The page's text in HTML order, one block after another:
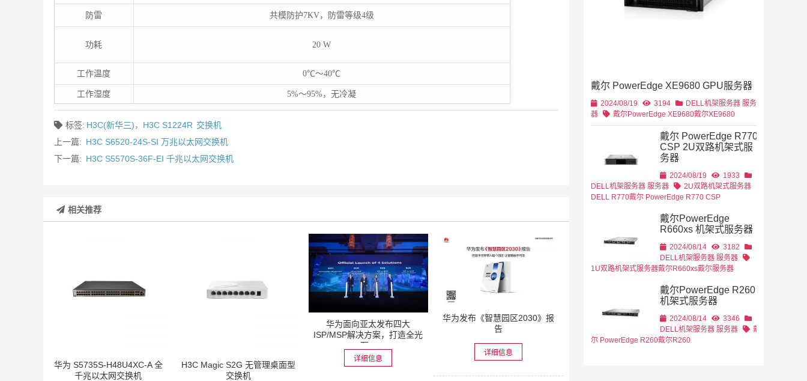
防雷 共模防护7KV，防雷等级4级
功耗 20 W
工作温度 0℃～40℃
工作湿度 5%～95%，无冷凝
标签: H3C(新华三)，H3C S1224R 交换机
上一篇: H3C S6520-24S-SI 万兆以太网交换机
下一篇: H3C S5570S-36F-EI 千兆以太网交换机
相关推荐
华为 S5735S-H48U4XC-A 全
千兆以太网交换机
H3C Magic S2G 无管理桌面型
交换机
华为面向亚太发布四大
ISP/MSP解决方案，打造全光
万...
详细信息
华为发布《智慧园区2030》报
告
详细信息
戴尔 PowerEdge XE9680 GPU服务器
2024/08/19 3194 DELL机架服务器 服务
器
戴尔PowerEdge XE9680戴尔XE9680
戴尔 PowerEdge R770
CSP 2U双路机架式服
务器
2024/08/19
1933
DELL机架服务器 服务器
2U双路机架式服务器
DELL R770戴尔 PowerEdge R770 CSP
戴尔PowerEdge
R660xs 机架式服务器
2024/08/14
3182
DELL机架服务器 服务器
1U双路机架式服务器戴尔R660xs戴尔服务器
戴尔PowerEdge R260
机架式服务器
2024/08/14
3346
DELL机架服务器 服务器
戴
尔 PowerEdge R260戴尔R260